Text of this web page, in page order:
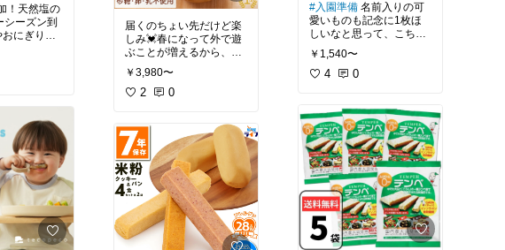
！天然塩の
シーズン到
おにぎり🍙
なし！
届くのちょい先だけど楽
しみ💓春になって外で遊
ぶことが増えるから、ピ
クニックや出先でのおや
つにピッタリ🥖
￥3,980〜
2 0
#入園準備 名前入りの可
愛いものも記念に1枚ほ
しいなと思って、こちら
のスターにシルバーで名
入れ🩶男の子にもかわい
らしく、名前入りはとに
￥1,540〜
4 0